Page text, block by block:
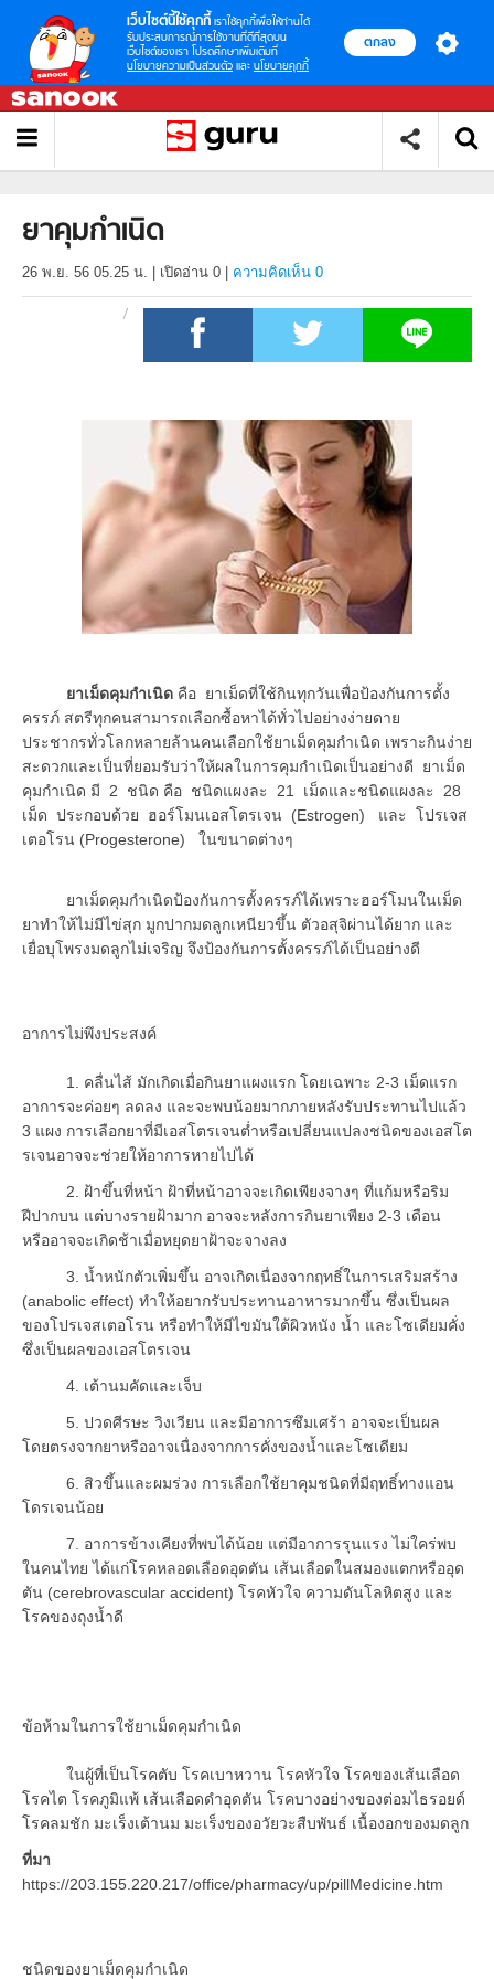
เว็บไซต์นี้ใช้คุกกี้ เราใช้คุกกี้เพื่อให้ท่านได้
รับประสบการณ์การใช้งานที่ดีที่สุดบน
เว็บไซต์ของเรา โปรดศึกษาเพิ่มเติมที่
นโยบายความเป็นส่วนตัว และ นโยบายคุกกี้
ตกลง
ยาคุมกำเนิด
26 พ.ย. 56 05.25 น. เปิดอ่าน 0 ความคิดเห็น 0
ยาเม็ดคุมกำเนิด คือ ยาเม็ดที่ใช้กินทุกวันเพื่อป้องกันการตั้ง
ครรภ์ สตรีทุกคนสามารถเลือกซื้อหาได้ทั่วไปอย่างง่ายดาย
ประชากรทั่วโลกหลายล้านคนเลือกใช้ยาเม็ดคุมกำเนิด เพราะกินง่าย
สะดวกและเป็นที่ยอมรับว่าให้ผลในการคุมกำเนิดเป็นอย่างดี ยาเม็ด
คุมกำเนิด มี 2 ชนิด คือ ชนิดแผงละ 21 เม็ดและชนิดแผงละ 28
เม็ด ประกอบด้วย ฮอร์โมนเอสโตรเจน (Estrogen) และ โปรเจส
เตอโรน (Progesterone) ในขนาดต่างๆ
ยาเม็ดคุมกำเนิดป้องกันการตั้งครรภ์ได้เพราะฮอร์โมนในเม็ด
ยาทำให้ไม่มีไข่สุก มูกปากมดลูกเหนียวขึ้น ตัวอสุจิผ่านได้ยาก และ
เยื่อบุโพรงมดลูกไม่เจริญ จึงป้องกันการตั้งครรภ์ได้เป็นอย่างดี
อาการไม่พึงประสงค์
1. คลื่นไส้ มักเกิดเมื่อกินยาแผงแรก โดยเฉพาะ 2-3 เม็ดแรก
อาการจะค่อยๆ ลดลง และจะพบน้อยมากภายหลังรับประทานไปแล้ว
3 แผง การเลือกยาที่มีเอสโตรเจนต่ำหรือเปลี่ยนแปลงชนิดของเอสโต
รเจนอาจจะช่วยให้อาการหายไปได้
2. ฝ้าขึ้นที่หน้า ฝ้าที่หน้าอาจจะเกิดเพียงจางๆ ที่แก้มหรือริม
ฝีปากบน แต่บางรายฝ้ามาก อาจจะหลังการกินยาเพียง 2-3 เดือน
หรืออาจจะเกิดช้าเมื่อหยุดยาฝ้าจะจางลง
3. น้ำหนักตัวเพิ่มขึ้น อาจเกิดเนื่องจากฤทธิ์ในการเสริมสร้าง
(anabolic effect) ทำให้อยากรับประทานอาหารมากขึ้น ซึ่งเป็นผล
ของโปรเจสเตอโรน หรือทำให้มีไขมันใต้ผิวหนัง น้ำ และโซเดียมคั่ง
ซึ่งเป็นผลของเอสโตรเจน
4. เต้านมคัดและเจ็บ
5. ปวดศีรษะ วิงเวียน และมีอาการซึมเศร้า อาจจะเป็นผล
โดยตรงจากยาหรืออาจเนื่องจากการคั่งของน้ำและโซเดียม
6. สิวขึ้นและผมร่วง การเลือกใช้ยาคุมชนิดที่มีฤทธิ์ทางแอน
โดรเจนน้อย
7. อาการข้างเคียงที่พบได้น้อย แต่มีอาการรุนแรง ไม่ใคร่พบ
ในคนไทย ได้แก่โรคหลอดเลือดอุดตัน เส้นเลือดในสมองแตกหรืออุด
ตัน (cerebrovascular accident) โรคหัวใจ ความดันโลหิตสูง และ
โรคของถุงน้ำดี
ข้อห้ามในการใช้ยาเม็ดคุมกำเนิด
ในผู้ที่เป็นโรคตับ โรคเบาหวาน โรคหัวใจ โรคของเส้นเลือด
โรคไต โรคภูมิแพ้ เส้นเลือดดำอุดตัน โรคบางอย่างของต่อมไธรอยด์
โรคลมชัก มะเร็งเต้านม มะเร็งของอวัยวะสืบพันธ์ เนื้องอกของมดลูก
ที่มา
https://203.155.220.217/office/pharmacy/up/pillMedicine.htm
ชนิดของยาเม็ดคุมกำเนิด